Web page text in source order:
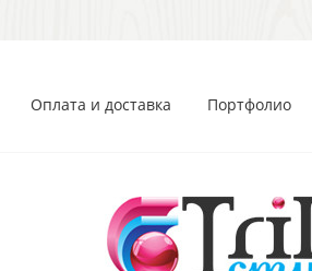
Оплата и доставка Портфолио